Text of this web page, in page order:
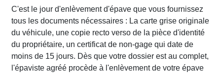
C'est le jour d'enlèvement d'épave que vous fournissez
tous les documents nécessaires : La carte grise originale
du véhicule, une copie recto verso de la pièce d'identité
du propriétaire, un certificat de non-gage qui date de
moins de 15 jours. Dès que votre dossier est au complet,
l'épaviste agréé procède à l'enlèvement de votre épave